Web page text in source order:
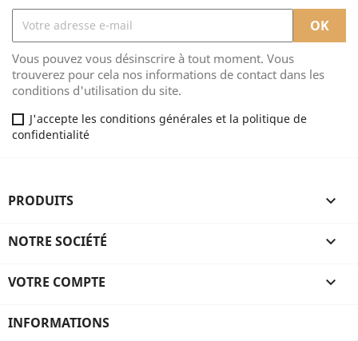
Vous pouvez vous désinscrire à tout moment. Vous
trouverez pour cela nos informations de contact dans les
conditions d'utilisation du site.
J'accepte les conditions générales et la politique de
confidentialité
PRODUITS 
NOTRE SOCIÉTÉ 
VOTRE COMPTE 
INFORMATIONS